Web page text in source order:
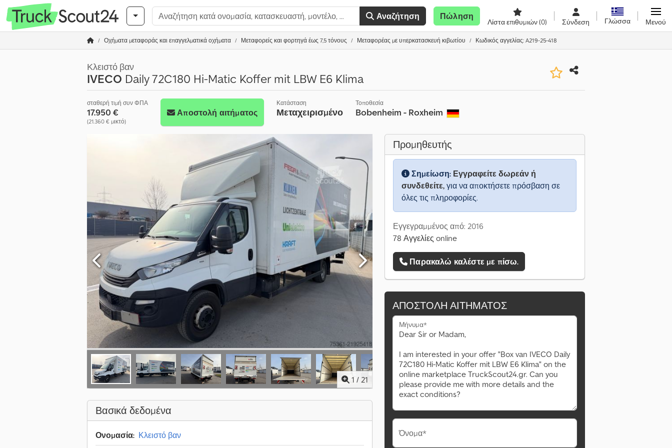
Αναζήτηση Πώληση
Λίστα επιθυμιών(0) Σύνδεση Γλώσσα Μενού
Οχήματα μεταφοράς και επαγγελματικά οχήματα Μεταφορείς και φορτηγά έως 7,5 τόνους Μεταφορέας με υπερκατασκευή κιβωτίου Κωδικός αγγελίας: A219-25-418
Κλειστό βαν
IVECO Daily 72C180 Hi-Matic Koffer mit LBW E6 Klima
σταθερή τιμή συν ΦΠΑ
17.950 €
(21.360 € μικτό)
Αποστολή αιτήματος
Κατάσταση
Μεταχειρισμένο
Τοποθεσία
Bobenheim - Roxheim
1 / 21
Βασικά δεδομένα
Ονομασία: Κλειστό βαν
Προμηθευτής
Σημείωση: Εγγραφείτε δωρεάν ή
συνδεθείτε, για να αποκτήσετε πρόσβαση σε
όλες τις πληροφορίες.
Εγγεγραμμένος από: 2016
78 Αγγελίες online
Παρακαλώ καλέστε με πίσω.
ΑΠΟΣΤΟΛΉ ΑΙΤΉΜΑΤΟΣ
Μήνυμα*
Όνομα*